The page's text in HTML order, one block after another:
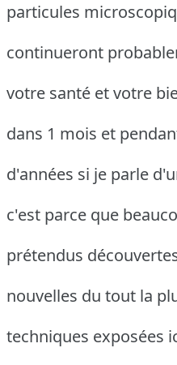
particules
continueront
votre santé et votre
dans 1 mois et
d'années si je parle
c'est parce que
prétendus
nouvelles du tout la
techniques exposées